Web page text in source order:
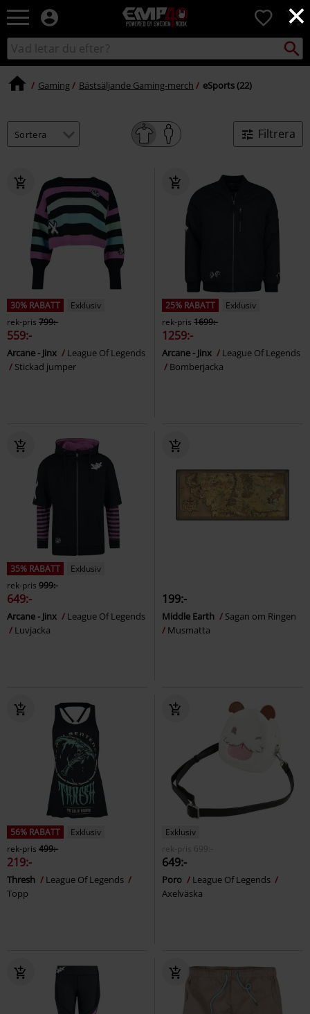
×
EMP
-
Musik,
TV
&
Alternativt
Mode
0
Sök
i
Sök
Gaming Bästsäljande Gaming-merch eSports (22)
Filtrera
30% RABATT
Exklusiv
rek-pris 799:-
559:-
Arcane - Jinx
League Of Legends
Stickad jumper
25% RABATT
Exklusiv
rek-pris 1699:-
1259:-
Arcane - Jinx
League Of Legends
Bomberjacka
35% RABATT
Exklusiv
rek-pris 999:-
649:-
Arcane - Jinx
League Of Legends
Luvjacka
199:-
Middle Earth
Sagan om Ringen
Musmatta
56% RABATT
Exklusiv
rek-pris 499:-
219:-
Thresh
League Of Legends
Topp
Exklusiv
rek-pris
699:-
649:-
Poro
League Of Legends
Axelväska